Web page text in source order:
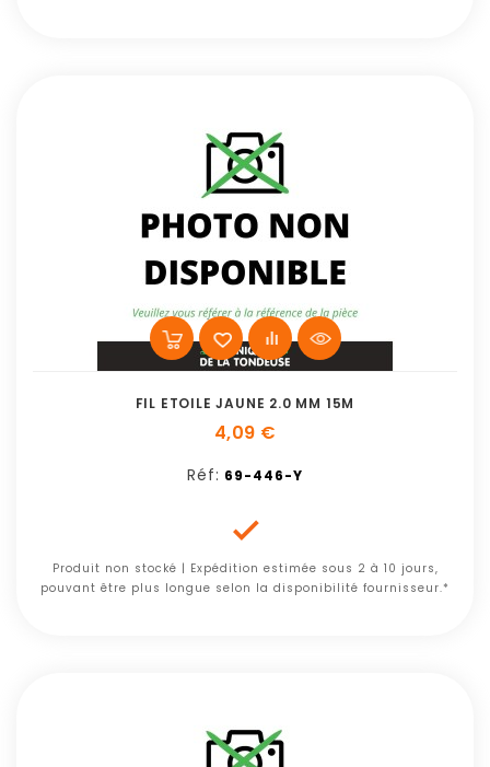
FIL ETOILE JAUNE 2.0 MM 15M
4,09 €
Réf: 69-446-Y

Produit non stocké | Expédition estimée sous 2 à 10 jours,
pouvant être plus longue selon la disponibilité fournisseur.*